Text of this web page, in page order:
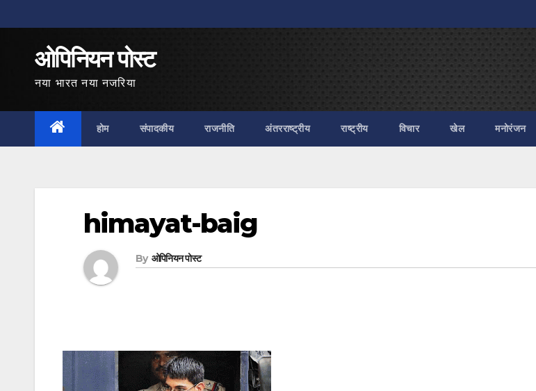
to
ओपिनियन पोस्ट
नया भारत नया नजरिया
होम संपादकीय राजनीति अंतरराष्ट्रीय राष्ट्रीय विचार खेल मनोरंजन
himayat-baig
By ओपिनियन पोस्ट